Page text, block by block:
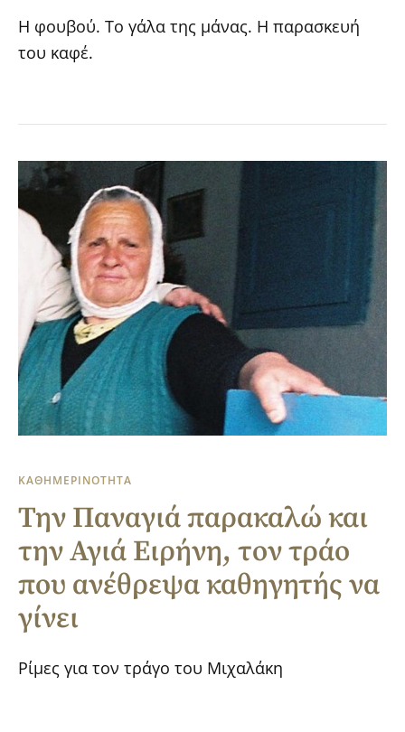
Η φουβού. Το γάλα της μάνας. Η παρασκευή
του καφέ.
ΚΑΘΗΜΕΡΙΝΟΤΗΤΑ
Την Παναγιά παρακαλώ και
την Αγιά Ειρήνη, τον τράο
που ανέθρεψα καθηγητής να
γίνει
Ρίμες για τον τράγο του Μιχαλάκη